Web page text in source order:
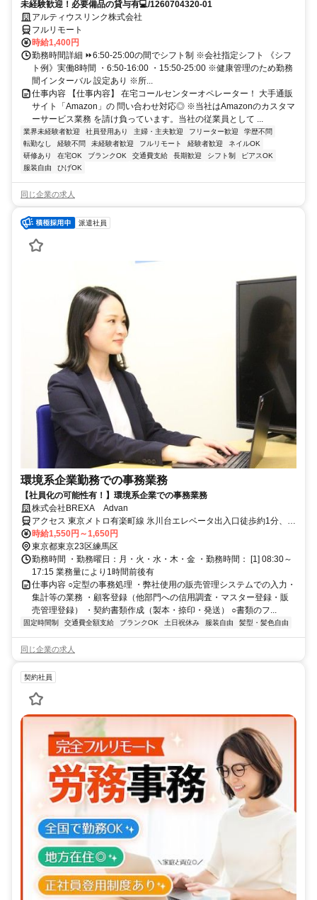
未経験歓迎！必要備品の貸与有💻/1260704320-01
アルティウスリンク株式会社
フルリモート
時給1,400円
勤務時間詳細 ⏩6:50-25:00の間でシフト制 ※会社指定シフト 《シフ
ト例》実働8時間 ・6:50-16:00 ・15:50-25:00 ※健康管理のため勤務
間インターバル 設定あり ※所...
仕事内容 【仕事内容】 在宅コールセンターオペレーター！ 大手通販
サイト「Amazon」の 問い合わせ対応◎ ※当社はAmazonのカスタマ
ーサービス業務 を請け負っています。当社の従業員として ...
業界未経験者歓迎 社員登用あり 主婦・主夫歓迎 フリーター歓迎
学歴不問
転勤なし
経験不問 未経験者歓迎 フルリモート 経験者歓迎
ネイルOK
研修あり
在宅OK ブランクOK 交通費支給 長期歓迎 シフト制
ピアスOK
服装自由
ひげOK
同じ企業の求人
派遣社員
環境系企業勤務での事務業務
【社員化の可能性有！】環境系企業での事務業務
株式会社BREXA Advan
アクセス 東京メトロ有楽町線 氷川台エレベータ出入口徒歩約1分、西
武有楽町線 新桜台1番口徒歩約14分、東京メトロ有楽町線/東京メト
ロ副都心線 平和台（東京都）2番口(エレベータ)徒歩約17分 氷川台駅
より徒歩10分
時給1,550円～1,650円
東京都東京23区練馬区
勤務時間 ・勤務曜日：月・火・水・木・金 ・勤務時間： [1] 08:30～
17:15 業務量により1時間前後有
仕事内容 ○定型の事務処理 ・弊社使用の販売管理システムでの入力・
集計等の業務 ・顧客登録（他部門への信用調査・マスター登録・販
売管理登録） ・契約書類作成（製本・捺印・発送） ○書類のフ...
固定時間制 交通費全額支給 ブランクOK 土日祝休み 服装自由 髪型・髪色自由
同じ企業の求人
契約社員